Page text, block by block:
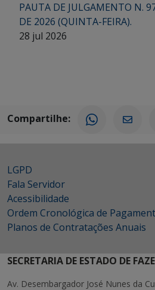
PAUTA DE JULGAMENTO N.
DE 2026 (QUINTA-FEIRA).
28 jul 2026
Compartilhe:
LGPD
Fala Servidor
Acessibilidade
Ordem Cronológica de
Planos de Contratações Anuais
SECRETARIA DE ESTADO DE
Av. Desembargador José Nunes da